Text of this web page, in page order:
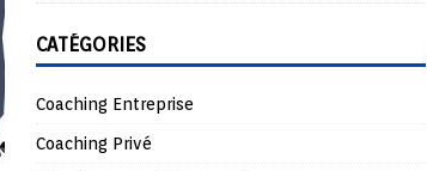
CATÉGORIES
Coaching Entreprise
Coaching Privé